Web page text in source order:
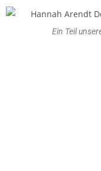
Ein Teil